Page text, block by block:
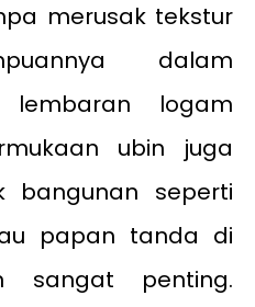
merusak tekstur
dalam
logam
ubin juga
bangunan seperti
papan tanda di
sangat penting.